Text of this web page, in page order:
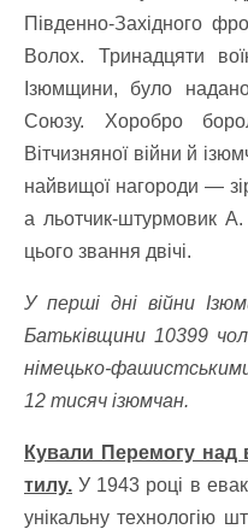
Південно-Західного
Волох. Тринадцяти
Ізюмщини, було
Союзу. Хоробро
Вітчизняної війни й
найвищої нагороди —
а льотчик-штурмовик
цього звання двічі.
У перші дні війни
Батьківщини 10399
німецько-
12 тисяч ізюмчан.
Кували Перемогу над
тилу. У 1943 році в
унікальну технологію